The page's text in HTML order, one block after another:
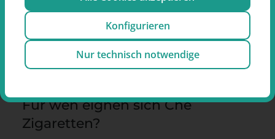
Verpackung 20 Stück /
Positionierung
Für wen eignen sich Che
Zigaretten?
Konfigurieren
Nur technisch notwendige